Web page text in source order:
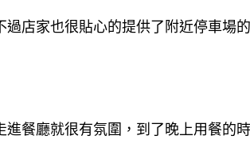
店家也很貼心的提供了附近停車場
餐廳就很有氛圍，到了晚上用餐